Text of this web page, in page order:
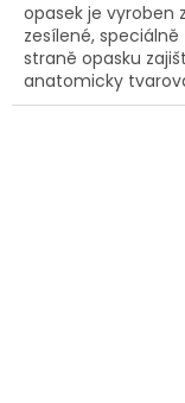
opasek je vyroben
zesílené,
straně opasku
anatomicky